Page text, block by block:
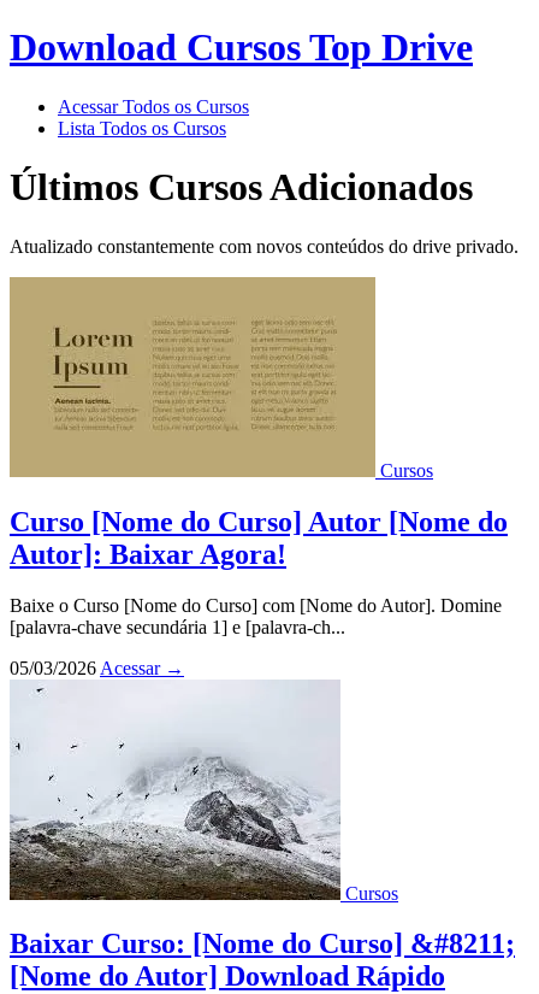
Download Cursos Top Drive
Acessar Todos os Cursos
Lista Todos os Cursos
Últimos Cursos Adicionados
Atualizado constantemente com novos conteúdos do drive privado.
Cursos
Curso [Nome do Curso] Autor [Nome do
Autor]: Baixar Agora!
Baixe o Curso [Nome do Curso] com [Nome do Autor]. Domine
[palavra-chave secundária 1] e [palavra-ch...
05/03/2026 Acessar →
Cursos
Baixar Curso: [Nome do Curso] &#8211;
[Nome do Autor] Download Rápido